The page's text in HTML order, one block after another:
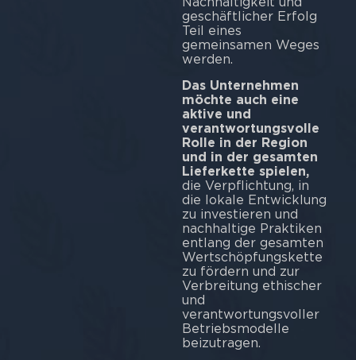
geschäftlicher Erfolg
Teil eines
gemeinsamen Weges
werden.
Das Unternehmen
möchte auch eine
aktive und
verantwortungsvolle
Rolle in der Region
und in der gesamten
Lieferkette spielen,
die Verpflichtung, in
die lokale Entwicklung
zu investieren und
nachhaltige Praktiken
entlang der gesamten
Wertschöpfungskette
zu fördern und zur
Verbreitung ethischer
und
verantwortungsvoller
Betriebsmodelle
beizutragen.